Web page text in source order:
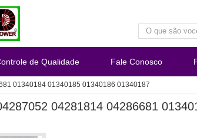
de Qualidade Fale Conosco
01340184 01340185 01340186 01340187
04281814 04286681